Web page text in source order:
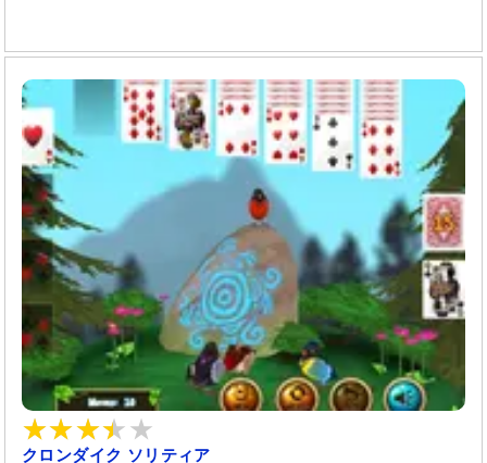
クロンダイク ソリティア